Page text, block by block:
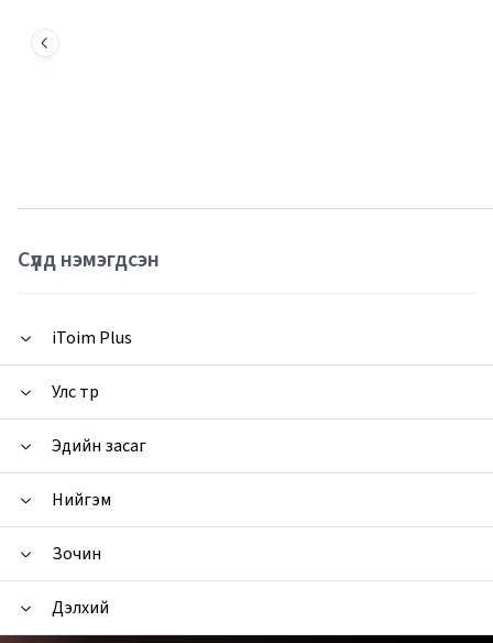
Сүүлд нэмэгдсэн
iToim Plus
Улс төр
Эдийн засаг
Нийгэм
Зочин
Дэлхий